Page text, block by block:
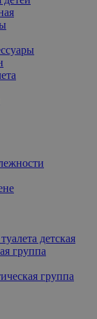
детская
группа
группа